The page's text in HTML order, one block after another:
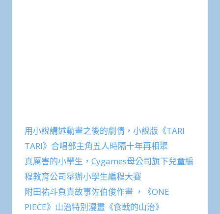
用小說講述動畫之後的劇情，小說版《TARI
TARI》合唱部主角五人時隔十年再相聚
真厲害的小學生，Cygames母公司旗下兒童編
程教育公司舉辦小學生編程大賽
附田祐斗負責故事佐伯俊作畫 ，《ONE
PIECE》山治特別漫畫《食戟的山治》